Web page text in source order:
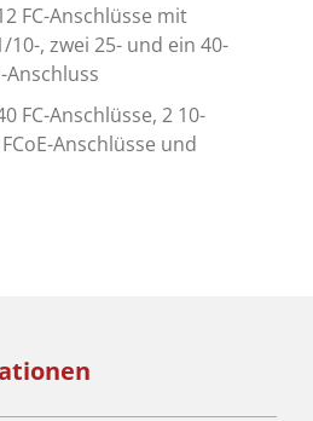
FC-Anschlüsse mit
, zwei 25- und ein 40-
Anschluss
FC-Anschlüsse, 2 10-
Anschlüsse und